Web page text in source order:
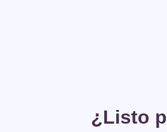
¿Listo